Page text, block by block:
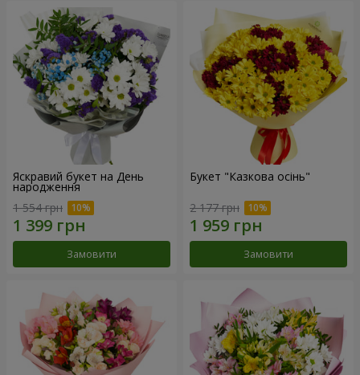
Яскравий букет на День
народження
1 554 грн
Замовити
Букет "Казкова осінь"
2 177 грн
Замовити